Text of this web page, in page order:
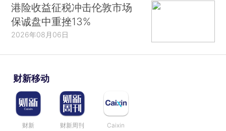
港险收益征税冲击伦敦市场
保诚盘中重挫13%
2026年08月06日
财新移动
财新 财新周刊 Caixin